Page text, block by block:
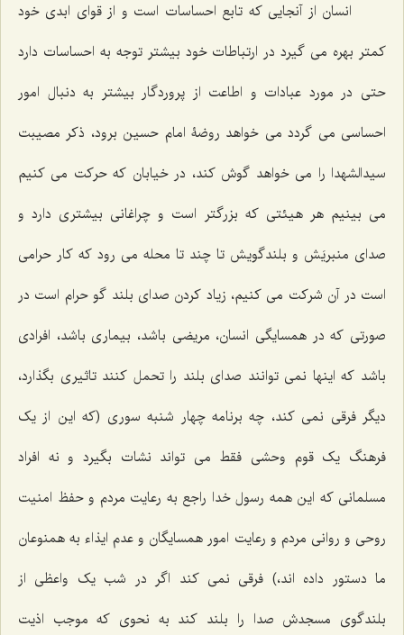
انسان از آنجایی که تابع احساسات است و از قوای ابدی خود
کمتر بهره می گیرد در ارتباطات خود بیشتر توجه به احساسات دارد
حتی در مورد عبادات و اطاعت از پروردگار بیشتر به دنبال امور
احساسی می گردد می خواهد روضۀ امام حسین برود، ذکر مصیبت
سیدالشهدا را می خواهد گوش کند، در خیابان که حرکت می کنیم
می بینیم هر هیئتی که بزرگتر است و چراغانی بیشتری دارد و
صدای منبریَش و بلندگویش تا چند تا محله می رود که کار حرامی
است در آن شرکت می کنیم، زیاد کردن صدای بلند گو حرام است در
صورتی که در همسایگی انسان، مریضی باشد، بیماری باشد، افرادی
باشد که اینها نمی توانند صدای بلند را تحمل کنند تاثیری بگذارد،
دیگر فرقی نمی کند، چه برنامه چهار شنبه سوری (که این از یک
فرهنگ یک قوم وحشی فقط می تواند نشات بگیرد و نه افراد
مسلمانی که این همه رسول خدا راجع به رعایت مردم و حفظ امنیت
روحی و روانی مردم و رعایت امور همسایگان و عدم ایذاء به همنوعان
ما دستور داده اند،) فرقی نمی کند اگر در شب یک واعظی از
بلندگوی مسجدش صدا را بلند کند به نحوی که موجب اذیت